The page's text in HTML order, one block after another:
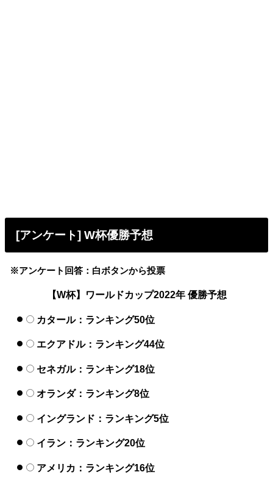
[アンケート] W杯優勝予想
※アンケート回答：白ボタンから投票
【W杯】ワールドカップ2022年 優勝予想
カタール：ランキング50位
エクアドル：ランキング44位
セネガル：ランキング18位
オランダ：ランキング8位
イングランド：ランキング5位
イラン：ランキング20位
アメリカ：ランキング16位